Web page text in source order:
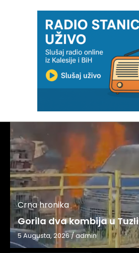
Crna hronika
Gorila dva kombija u Tuzli
5 Augusta, 2026/admin